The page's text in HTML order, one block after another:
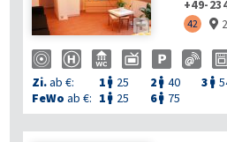

+49-
42 
Zi.ab €: 1  25 2  40 3 
FeWo ab €: 1  25 6 75